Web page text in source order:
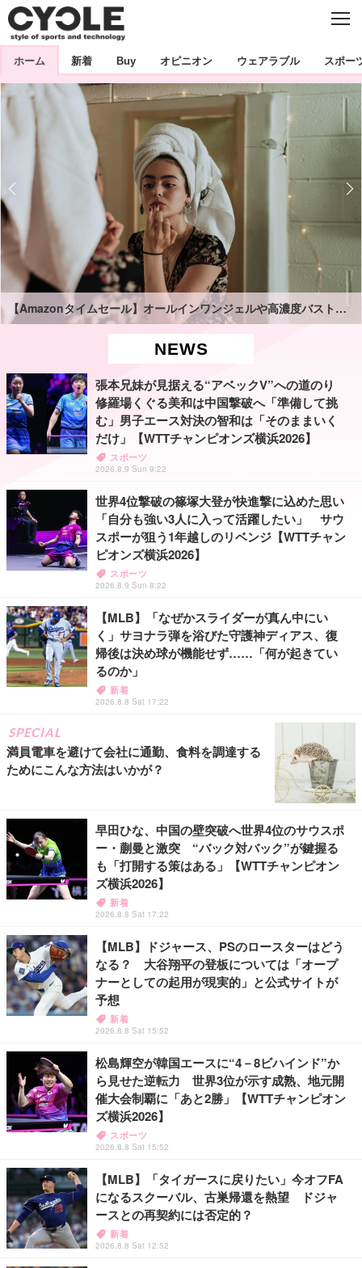
C
ビジネス
技術
製品/用品
飲食
バックナンバー
オピニオン
コラム
インプレ
ボイス
デバイス
ビジネス
国内
海外
短信
動画
イベント
試乗会
スポーツ
ツアー
エンタメ
芸能
出版／映画
話題
デザイン
写真
ライフ
社会
政治
ハウツー
ホーム 新着 Buy オピニオン ウェアラブル スポー
【Amazonタイムセール】オールインワンジェルや高濃度バストクリームなど美容系商品がお買い得！
NEWS
張本兄妹が見据える“アベックV”への道のり
修羅場くぐる美和は中国撃破へ「準備して挑
む」男子エース対決の智和は「そのままいく
だけ」【WTTチャンピオンズ横浜2026】
スポーツ
2026.8.9 Sun 9:22
世界4位撃破の篠塚大登が快進撃に込めた思い
「自分も強い3人に入って活躍したい」 サウ
スポーが狙う1年越しのリベンジ【WTTチャン
ピオンズ横浜2026】
スポーツ
2026.8.9 Sun 8:22
【MLB】「なぜかスライダーが真ん中にい
く」サヨナラ弾を浴びた守護神ディアス、復
帰後は決め球が機能せず……「何が起きてい
るのか」
新着
2026.8.8 Sat 17:22
SPECIAL
満員電車を避けて会社に通勤、食料を調達する
ためにこんな方法はいかが？
早田ひな、中国の壁突破へ世界4位のサウスポ
ー・蒯曼と激突 “バック対バック”が鍵握る
も「打開する策はある」【WTTチャンピオン
ズ横浜2026】
新着
2026.8.8 Sat 17:22
【MLB】ドジャース、PSのロースターはどう
なる？ 大谷翔平の登板については「オープ
ナーとしての起用が現実的」と公式サイトが
予想
新着
2026.8.8 Sat 15:52
松島輝空が韓国エースに“4－8ビハインド”か
ら見せた逆転力 世界3位が示す成熟、地元開
催大会制覇に「あと2勝」【WTTチャンピオン
ズ横浜2026】
スポーツ
2026.8.8 Sat 15:52
【MLB】「タイガースに戻りたい」今オフFA
になるスクーバル、古巣帰還を熱望 ドジャ
ースとの再契約には否定的？
新着
2026.8.8 Sat 12:52